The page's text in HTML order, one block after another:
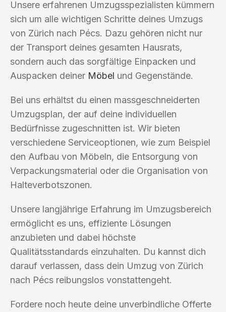
Unsere erfahrenen Umzugsspezialisten kümmern
sich um alle wichtigen Schritte deines Umzugs
von Zürich nach Pécs. Dazu gehören nicht nur
der Transport deines gesamten Hausrats,
sondern auch das sorgfältige Einpacken und
Auspacken deiner Möbel und Gegenstände.
Bei uns erhältst du einen massgeschneiderten
Umzugsplan, der auf deine individuellen
Bedürfnisse zugeschnitten ist. Wir bieten
verschiedene Serviceoptionen, wie zum Beispiel
den Aufbau von Möbeln, die Entsorgung von
Verpackungsmaterial oder die Organisation von
Halteverbotszonen.
Unsere langjährige Erfahrung im Umzugsbereich
ermöglicht es uns, effiziente Lösungen
anzubieten und dabei höchste
Qualitätsstandards einzuhalten. Du kannst dich
darauf verlassen, dass dein Umzug von Zürich
nach Pécs reibungslos vonstattengeht.
Fordere noch heute deine unverbindliche Offerte